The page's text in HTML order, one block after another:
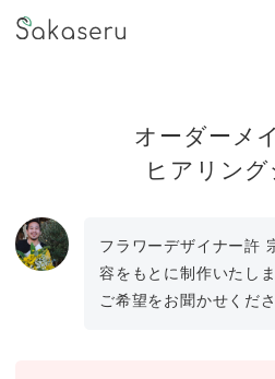
オーダーメ
ヒアリング
フラワーデザイナー許
容をもとに制作いたしま
ご希望をお聞かせくださ